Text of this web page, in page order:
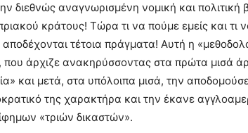
διεθνώς αναγνωρισμένη νομική και
κράτους! Τώρα τι να πούμε εμείς και τι
τέτοια πράγματα! Αυτή η
που άρχιζε ανακηρύσσοντας στα πρώτα μισά
και μετά, στα υπόλοιπα μισά, την
της χαρακτήρα και την έκανε
«τριών δικαστών».